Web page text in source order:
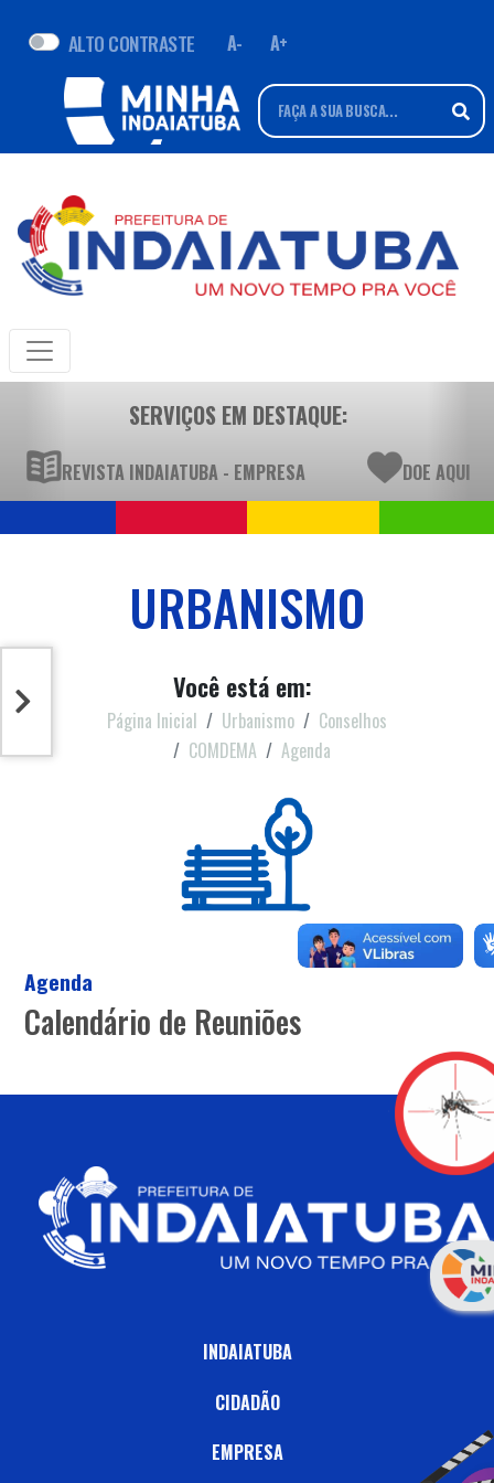
ALTO CONTRASTE A- A+
SERVIÇOS EM DESTAQUE:
REVISTA INDAIATUBA - EMPRESA DOE AQUI
URBANISMO
Você está em:
Página Inicial Urbanismo
Conselhos
COMDEMA
Agenda
Agenda
Calendário de Reuniões
INDAIATUBA
CIDADÃO
EMPRESA